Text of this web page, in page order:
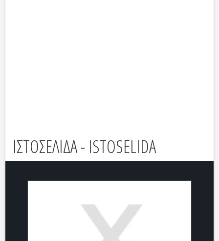
ΙΣΤΟΣΕΛΙΔΑ - ISTOSELIDA